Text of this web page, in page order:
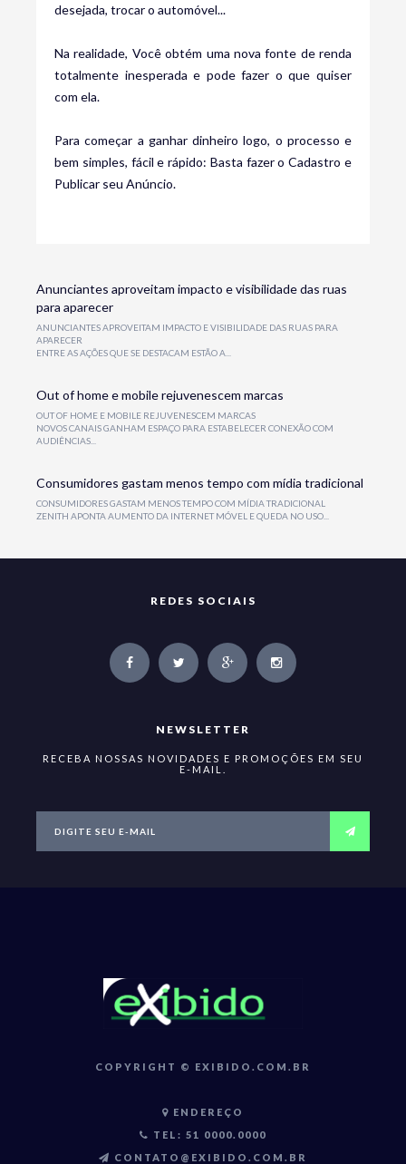
desejada, trocar o automóvel...
Na realidade, Você obtém uma nova fonte de renda
totalmente inesperada e pode fazer o que quiser
com ela.
Para começar a ganhar dinheiro logo, o processo e
bem simples, fácil e rápido: Basta fazer o Cadastro e
Publicar seu Anúncio.
Anunciantes aproveitam impacto e visibilidade das ruas
para aparecer
ANUNCIANTES APROVEITAM IMPACTO E VISIBILIDADE DAS RUAS PARA
APARECER
ENTRE AS AÇÕES QUE SE DESTACAM ESTÃO A...
Out of home e mobile rejuvenescem marcas
OUT OF HOME E MOBILE REJUVENESCEM MARCAS
NOVOS CANAIS GANHAM ESPAÇO PARA ESTABELECER CONEXÃO COM
AUDIÊNCIAS...
Consumidores gastam menos tempo com mídia tradicional
CONSUMIDORES GASTAM MENOS TEMPO COM MÍDIA TRADICIONAL
ZENITH APONTA AUMENTO DA INTERNET MÓVEL E QUEDA NO USO...
REDES SOCIAIS
NEWSLETTER
RECEBA NOSSAS NOVIDADES E PROMOÇÕES EM SEU
E-MAIL.
COPYRIGHT © EXIBIDO.COM.BR
ENDEREÇO
TEL: 51 0000.0000
CONTATO@EXIBIDO.COM.BR